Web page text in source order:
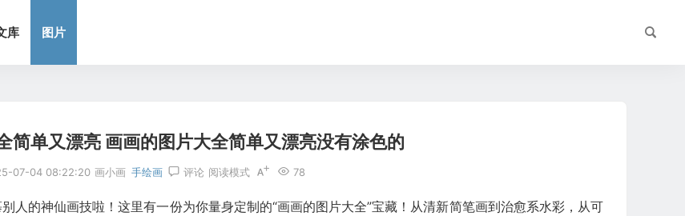
库 图片
简单又漂亮 画画的图片大全简单又漂亮没有涂色的
07-04 08:22:20 画小画 手绘画 评论 78
阅读模式
人的神仙画技啦！这里有一份为你量身定制的“画画的图片大全”宝藏！从清新简笔画到治愈系水彩，从可